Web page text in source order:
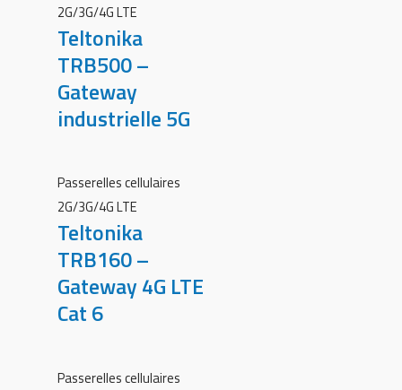
2G/3G/4G LTE
Teltonika
TRB500 –
Gateway
industrielle 5G
Passerelles cellulaires
2G/3G/4G LTE
Teltonika
TRB160 –
Gateway 4G LTE
Cat 6
Passerelles cellulaires